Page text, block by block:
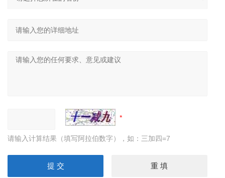
请输入计算结果（填写阿拉伯数字），如：三加四=7